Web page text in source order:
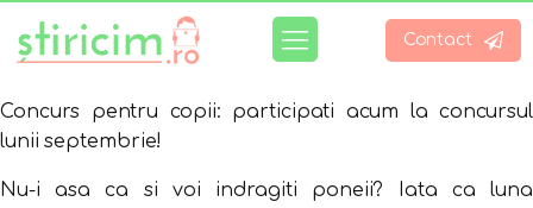
Contact
Concurs pentru copii: participati acum la concursul
lunii septembrie!
Nu-i asa ca si voi indragiti poneii? Iata ca luna